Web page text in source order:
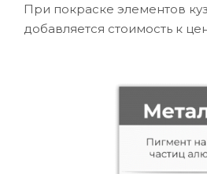
При покраске элементов
добавляется стоимость к